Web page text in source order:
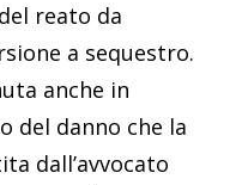
reato da
a sequestro.
anche in
del danno che la
dall’avvocato